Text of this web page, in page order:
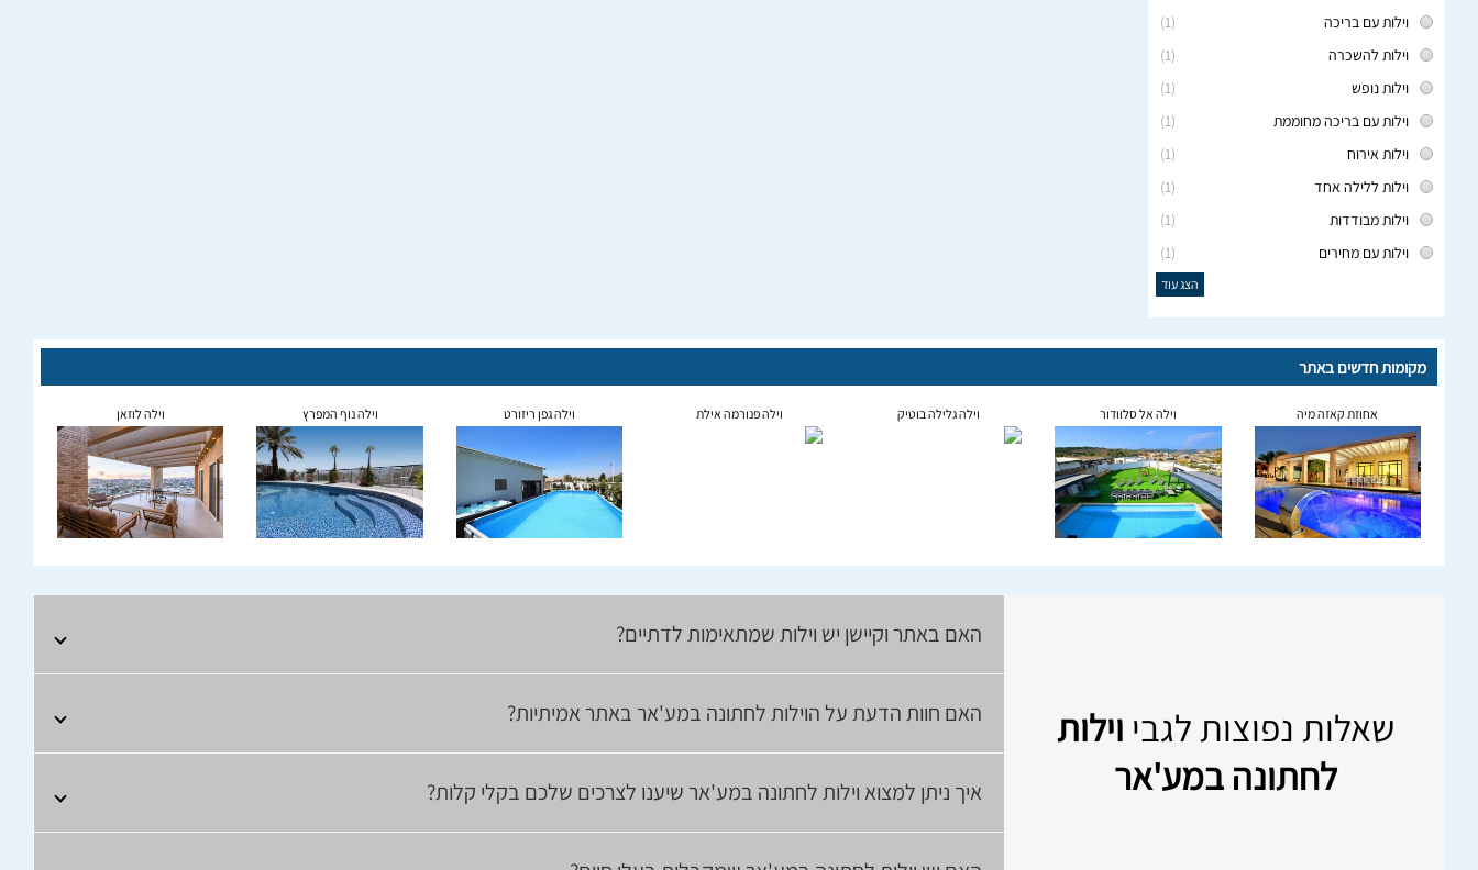
(1)
וילות עם בריכה
(1)
וילות להשכרה
(1)
וילות נופש
(1)
וילות עם בריכה מחוממת
(1)
וילות אירוח
(1)
וילות ללילה אחד
(1)
וילות מבודדות
(1)
וילות עם מחירים
הצג עוד
מקומות חדשים באתר
אחוזת קאזה מיה וילה אל סלוודור וילה גלילה בוטיק וילה פנורמה אילת וילה גפן ריזורט וילה נוף המפרץ וילה לוזאן
שאלות נפוצות לגבי וילות
לחתונה במע'אר
האם באתר וקיישן יש וילות שמתאימות לדתיים?
האם חוות הדעת על הוילות לחתונה במע'אר באתר אמיתיות?
איך ניתן למצוא וילות לחתונה במע'אר שיענו לצרכים שלכם בקלי קלות?